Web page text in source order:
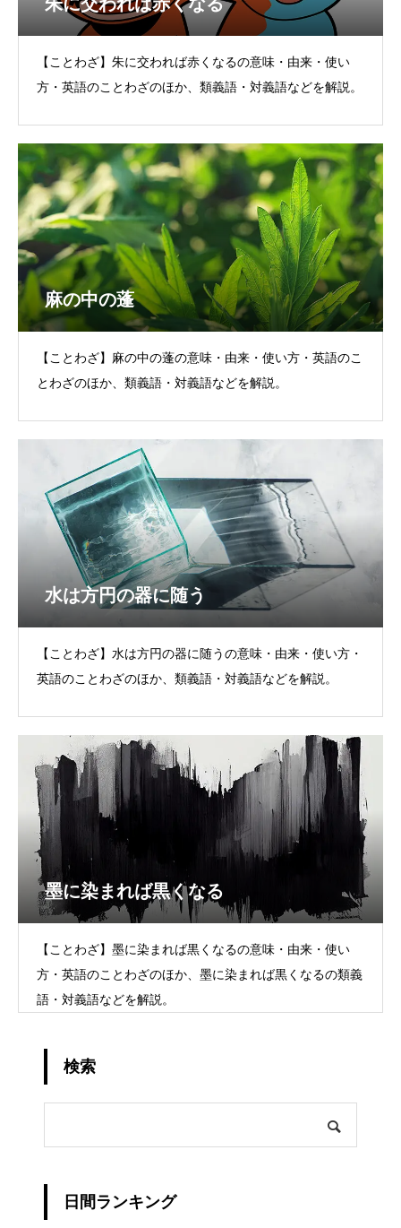
【ことわざ】朱に交われば赤くなるの意味・由来・使い
方・英語のことわざのほか、類義語・対義語などを解説。
麻の中の蓬
【ことわざ】麻の中の蓬の意味・由来・使い方・英語のこ
とわざのほか、類義語・対義語などを解説。
水は方円の器に随う
【ことわざ】水は方円の器に随うの意味・由来・使い方・
英語のことわざのほか、類義語・対義語などを解説。
墨に染まれば黒くなる
【ことわざ】墨に染まれば黒くなるの意味・由来・使い
方・英語のことわざのほか、墨に染まれば黒くなるの類義
語・対義語などを解説。
検索
日間ランキング